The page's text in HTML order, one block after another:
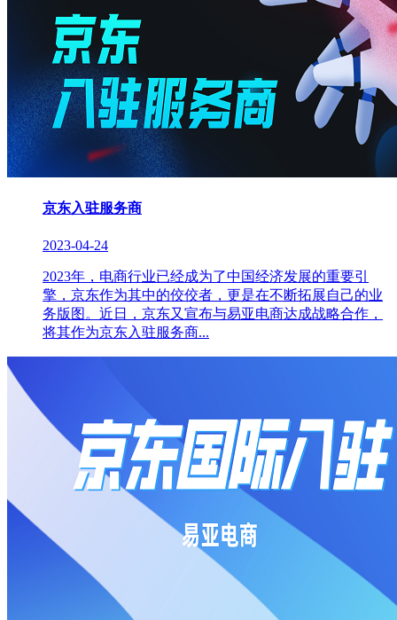
京东入驻服务商
2023-04-24
2023年，电商行业已经成为了中国经济发展的重要引
擎，京东作为其中的佼佼者，更是在不断拓展自己的业
务版图。近日，京东又宣布与易亚电商达成战略合作，
将其作为京东入驻服务商...